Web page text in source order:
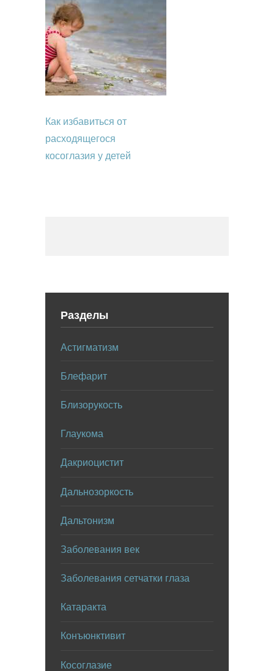
Как избавиться от
расходящегося
косоглазия у детей
Разделы
Астигматизм
Блефарит
Близорукость
Глаукома
Дакриоцистит
Дальнозоркость
Дальтонизм
Заболевания век
Заболевания сетчатки глаза
Катаракта
Конъюнктивит
Косоглазие